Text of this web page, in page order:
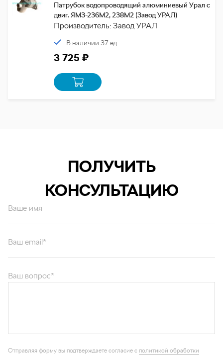
Патрубок водопроводящий алюминиевый Урал с
двиг. ЯМЗ-236М2, 238М2 (Завод УРАЛ)
Производитель: Завод УРАЛ
В наличии 37 ед
3 725 ₽
ПОЛУЧИТЬ
КОНСУЛЬТАЦИЮ
Ваше имя
персональных данных